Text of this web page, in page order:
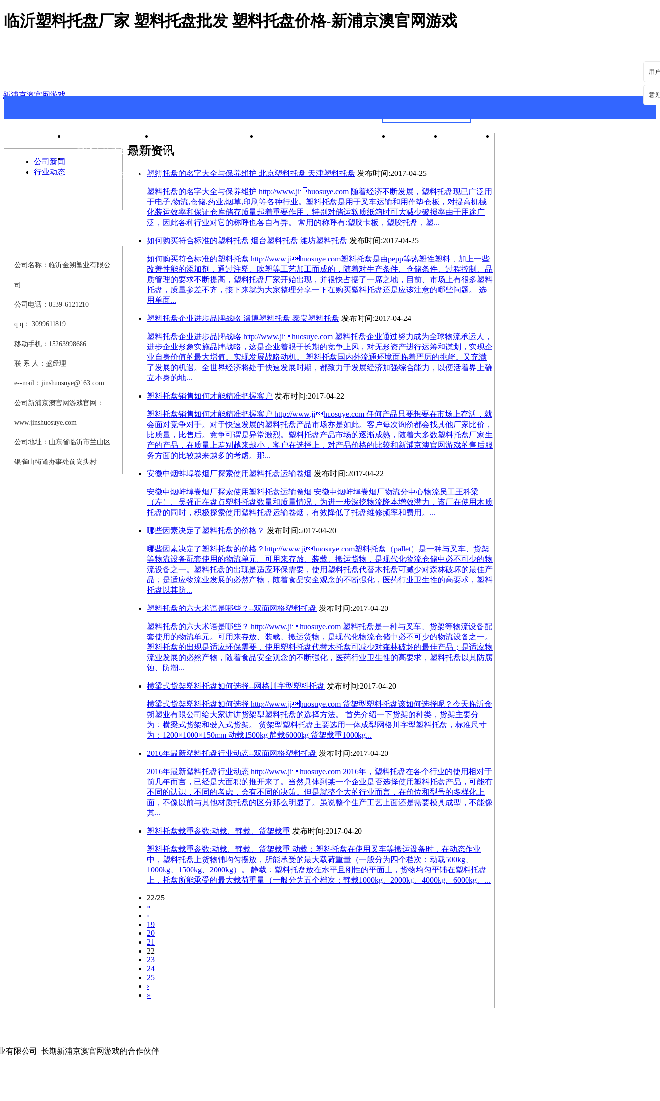
临沂塑料托盘厂家 塑料托盘批发 塑料托盘价格-新浦京澳官网游戏
用
意
新浦京澳官网游戏
新浦京澳官网游戏 关于新浦京澳官网游戏
联系新浦京澳官网游戏
最新资讯
塑料托盘的名字大全与保养维护 北京塑料托盘 天津塑料托盘 发布时间:2017-04-25
塑料托盘的名字大全与保养维护 http://www.jihuosuye.com 随着经济不断发展，塑料托盘现已广泛用
于电子,物流,仓储,药业,烟草,印刷等各种行业。塑料托盘是用于叉车运输和用作垫仓板，对提高机械
化装运效率和保证仓库储存质量起着重要作用，特别对储运软质纸箱时可大减少破损率由于用途广
泛，因此各种行业对它的称呼也各自有异。 常用的称呼有:塑胶卡板，塑胶托盘，塑...
如何购买符合标准的塑料托盘 烟台塑料托盘 潍坊塑料托盘 发布时间:2017-04-25
如何购买符合标准的塑料托盘 http://www.jihuosuye.com塑料托盘是由pepp等热塑性塑料，加上一些
改善性能的添加剂，通过注塑、吹塑等工艺加工而成的，随着对生产条件、仓储条件、过程控制、品
质管理的要求不断提高，塑料托盘厂家开始出现，并很快占据了一席之地，目前、市场上有很多塑料
托盘，质量参差不齐，接下来就为大家整理分享一下在购买塑料托盘还是应该注意的哪些问题。 选
用单面...
塑料托盘企业进步品牌战略 淄博塑料托盘 泰安塑料托盘 发布时间:2017-04-24
塑料托盘企业进步品牌战略 http://www.jihuosuye.com 塑料托盘企业通过努力成为全球物流承运人，
进步企业形象实施品牌战略，这是企业着眼于长期的竞争上风，对无形资产进行运筹和谋划，实现企
业自身价值的最大增值。实现发展战略动机。 塑料托盘国内外流通环境面临着严厉的挑衅。又充满
了发展的机遇。全世界经济将处于快速发展时期，都致力于发展经济加强综合能力，以便活着界上确
立本身的地...
塑料托盘销售如何才能精准把握客户 发布时间:2017-04-22
塑料托盘销售如何才能精准把握客户 http://www.jihuosuye.com 任何产品只要想要在市场上存活，就
会面对竞争对手。对于快速发展的塑料托盘产品市场亦是如此。客户每次询价都会找其他厂家比价，
比质量，比售后。竞争可谓是异常激烈。塑料托盘产品市场的逐渐成熟，随着大多数塑料托盘厂家生
产的产品，在质量上差别越来越小，客户在选择上，对产品价格的比较和新浦京澳官网游戏的售后服
务方面的比较越来越多的考虑。那...
安徽中烟蚌埠卷烟厂探索使用塑料托盘运输卷烟 发布时间:2017-04-22
安徽中烟蚌埠卷烟厂探索使用塑料托盘运输卷烟 安徽中烟蚌埠卷烟厂物流分中心物流员工王科梁
（左）、吴强正在盘点塑料托盘数量和质量情况，为进一步深挖物流降本增效潜力，该厂在使用木质
托盘的同时，积极探索使用塑料托盘运输卷烟，有效降低了托盘维修频率和费用。...
哪些因素决定了塑料托盘的价格？ 发布时间:2017-04-20
哪些因素决定了塑料托盘的价格？http://www.jihuosuye.com塑料托盘（pallet）是一种与叉车、货架
等物流设备配套使用的物流单元。可用来存放、装载、搬运货物，是现代化物流仓储中必不可少的物
流设备之一。塑料托盘的出现是适应环保需要，使用塑料托盘代替木托盘可减少对森林破坏的最佳产
品；是适应物流业发展的必然产物，随着食品安全观念的不断强化，医药行业卫生性的高要求，塑料
托盘以其防...
塑料托盘的六大术语是哪些？--双面网格塑料托盘 发布时间:2017-04-20
塑料托盘的六大术语是哪些？ http://www.jihuosuye.com 塑料托盘是一种与叉车、货架等物流设备配
套使用的物流单元。可用来存放、装载、搬运货物，是现代化物流仓储中必不可少的物流设备之一。
塑料托盘的出现是适应环保需要，使用塑料托盘代替木托盘可减少对森林破坏的最佳产品；是适应物
流业发展的必然产物，随着食品安全观念的不断强化，医药行业卫生性的高要求，塑料托盘以其防腐
蚀、防潮...
横梁式货架塑料托盘如何选择--网格川字型塑料托盘 发布时间:2017-04-20
横梁式货架塑料托盘如何选择 http://www.jihuosuye.com 货架型塑料托盘该如何选择呢？今天临沂金
朔塑业有限公司给大家讲讲货架型塑料托盘的选择方法。 首先介绍一下货架的种类，货架主要分
为：横梁式货架和驶入式货架。 货架型塑料托盘主要选用一体成型网格川字型塑料托盘，标准尺寸
为：1200×1000×150mm 动载1500kg 静载6000kg 货架载重1000kg...
2016年最新塑料托盘行业动态--双面网格塑料托盘 发布时间:2017-04-20
2016年最新塑料托盘行业动态 http://www.jihuosuye.com 2016年，塑料托盘在各个行业的使用相对于
前几年而言，已经是大面积的推开来了。当然具体到某一个企业是否选择使用塑料托盘产品，可能有
不同的认识，不同的考虑，会有不同的决策。但是就整个大的行业而言，在价位和型号的多样化上
面，不像以前与其他材质托盘的区分那么明显了。虽说整个生产工艺上面还是需要模具成型，不能像
其...
塑料托盘载重参数:动载、静载、货架载重 发布时间:2017-04-20
塑料托盘载重参数:动载、静载、货架载重 动载：塑料托盘在使用叉车等搬运设备时，在动态作业
中，塑料托盘上货物铺均匀摆放，所能承受的最大载荷重量（一般分为四个档次：动载500kg、
1000kg、1500kg、2000kg）。 静载：塑料托盘放在水平且刚性的平面上，货物均匀平铺在塑料托盘
上，托盘所能承受的最大载荷重量（一般分为五个档次：静载1000kg、2000kg、4000kg、6000kg、...
22/25
«
‹
19
20
21
22
23
24
25
›
»
公司新闻
行业动态
公司名称：临沂金朔塑业有限公
司
公司电话：0539-6121210
q q： 3099611819
移动手机：15263998686
联 系 人：盛经理
e--mail： jinshuosuye@163.com
公司新浦京澳官网游戏官网：
www.jinshuosuye.com
公司地址：山东省临沂市兰山区
银雀山街道办事处前岗头村
有限公司 长期新浦京澳官网游戏的合作伙伴